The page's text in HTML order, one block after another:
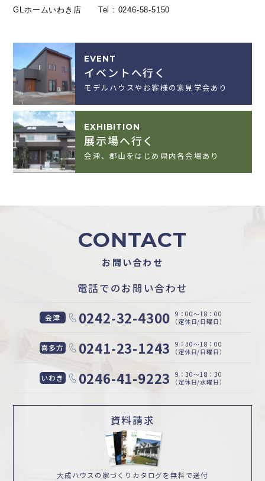
GLホームいわき店 Tel : 0246-58-5150
EVENT
イベントへ行く
モデルハウスやお客様の家見学会あり
EXHIBITION
展示場へ行く
会津、郡山をはじめ県内各会場あり
CONTACT
お問い合わせ
電話でのお問い合わせ
会津 0242-32-4300 9：00〜18：00
（定休日/日曜日）
喜多方 0241-23-1243
9：30〜18：00
（定休日/日曜日）
いわき 0246-41-9223
9：30〜18：30
（定休日/水曜日）
資料請求
大成ハウスの家づくり カタログを無料で送付